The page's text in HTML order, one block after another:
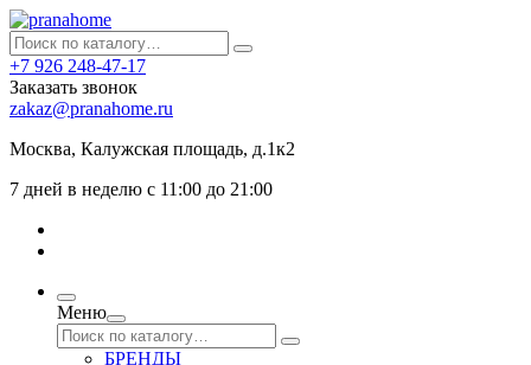
+7 926 248-47-17
Заказать звонок
zakaz@pranahome.ru
Москва, Калужская площадь, д.1к2
7 дней в неделю с 11:00 до 21:00
Меню
БРЕНДЫ